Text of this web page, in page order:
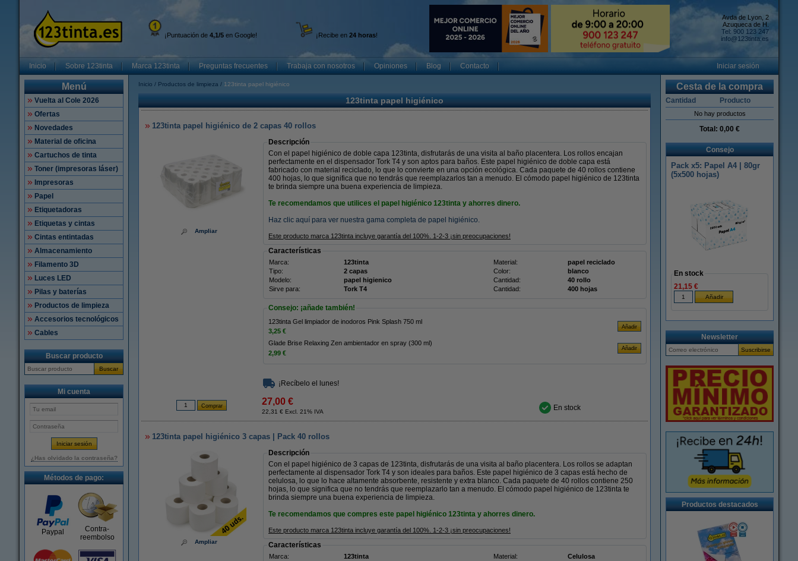
¡Puntuación de 4,1/5 en Google! ¡Recibe en 24 horas!
Avda de Lyon, 2
Azuqueca de H.
Tel: 900 123 247
info@123tinta.es
Inicio Sobre 123tinta Marca 123tinta Preguntas frecuentes Trabaja con nosotros Opiniones Blog Contacto Iniciar sesión
Menú
Vuelta al Cole 2026
Ofertas
Novedades
Material de oficina
Cartuchos de tinta
Toner (impresoras láser)
Impresoras
Papel
Etiquetadoras
Etiquetas y cintas
Cintas entintadas
Almacenamiento
Filamento 3D
Luces LED
Pilas y baterías
Productos de limpieza
Accesorios tecnológicos
Cables
Buscar producto
Buscar
Mi cuenta
¿Has olvidado la contraseña?
Métodos de pago:
Paypal
Contra-
reembolso
Inicio Productos de limpieza 123tinta papel higiénico
123tinta papel higiénico
123tinta papel higiénico de 2 capas 40 rollos
Ampliar
Descripción
Con el papel higiénico de doble capa 123tinta, disfrutarás de una visita al baño placentera. Los rollos encajan
perfectamente en el dispensador Tork T4 y son aptos para baños. Este papel higiénico de doble capa está
fabricado con material reciclado, lo que lo convierte en una opción ecológica. Cada paquete de 40 rollos contiene
400 hojas, lo que significa que no tendrás que reemplazarlos tan a menudo. El cómodo papel higiénico de 123tinta
te brinda siempre una buena experiencia de limpieza.
Te recomendamos que utilices el papel higiénico 123tinta y ahorres dinero.
Haz clic aquí para ver nuestra gama completa de papel higiénico.
Este producto marca 123tinta incluye garantía del 100%. 1-2-3 ¡sin preocupaciones!
Características
Marca: 123tinta Material:
papel reciclado
Tipo:
2 capas Color:
blanco
Modelo:
papel higienico Cantidad:
40 rollo
Sirve para:
Tork T4 Cantidad: 400 hojas
Consejo: ¡añade también!
123tinta Gel limpiador de inodoros Pink Splash 750 ml
3,25 €
Glade Brise Relaxing Zen ambientador en spray (300 ml)
2,99 €
¡Recíbelo el lunes!
27,00 €
22,31 € Excl. 21% IVA En stock
123tinta papel higiénico 3 capas | Pack 40 rollos
Ampliar
Descripción
Con el papel higiénico de 3 capas de 123tinta, disfrutarás de una visita al baño placentera. Los rollos se adaptan
perfectamente al dispensador Tork T4 y son ideales para baños. Este papel higiénico de 3 capas está hecho de
celulosa, lo que lo hace altamente absorbente, resistente y extra blanco. Cada paquete de 40 rollos contiene 250
hojas, lo que significa que no tendrás que reemplazarlo tan a menudo. El cómodo papel higiénico de 123tinta te
brinda siempre una buena experiencia de limpieza.
Te recomendamos que compres este papel higiénico 123tinta y ahorres dinero.
Este producto marca 123tinta incluye garantía del 100%. 1-2-3 ¡sin preocupaciones!
Características
Marca: 123tinta Material:
Celulosa
Cesta de la compra
Cantidad Producto
No hay productos
Total: 0,00 €
Consejo
Pack x5: Papel A4 | 80gr
(5x500 hojas)
En stock
21,15 €
Newsletter
Productos destacados